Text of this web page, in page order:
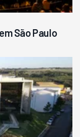
São Paulo